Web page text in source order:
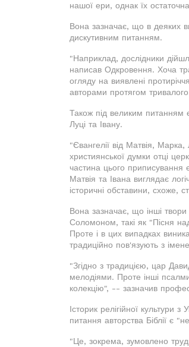
нашої ери, однак їх
Вона зазначає, що в деяких
дискутивним питанням.
"Наприклад, дослідники
написав Одкровення. Хоча
огляду на виявлені
авторами протягом
Також під великим питанням
Луці та Івану.
"Євангелії від Матвія,
християнської думки отці
частина цього
Матвія та Івана виглядає
історичні обставини, схоже,
Вона зазначає, що інші
Соломоном, такі як "Пісня
Проте і в цих випадках
традиційно пов'язують з
"Згідно з традицією, цар
мелодіями. Проте інші
колекцію", -- зазначив
Історик релігійної культури
питання авторства Біблії є
"Це, зокрема, зумовлено